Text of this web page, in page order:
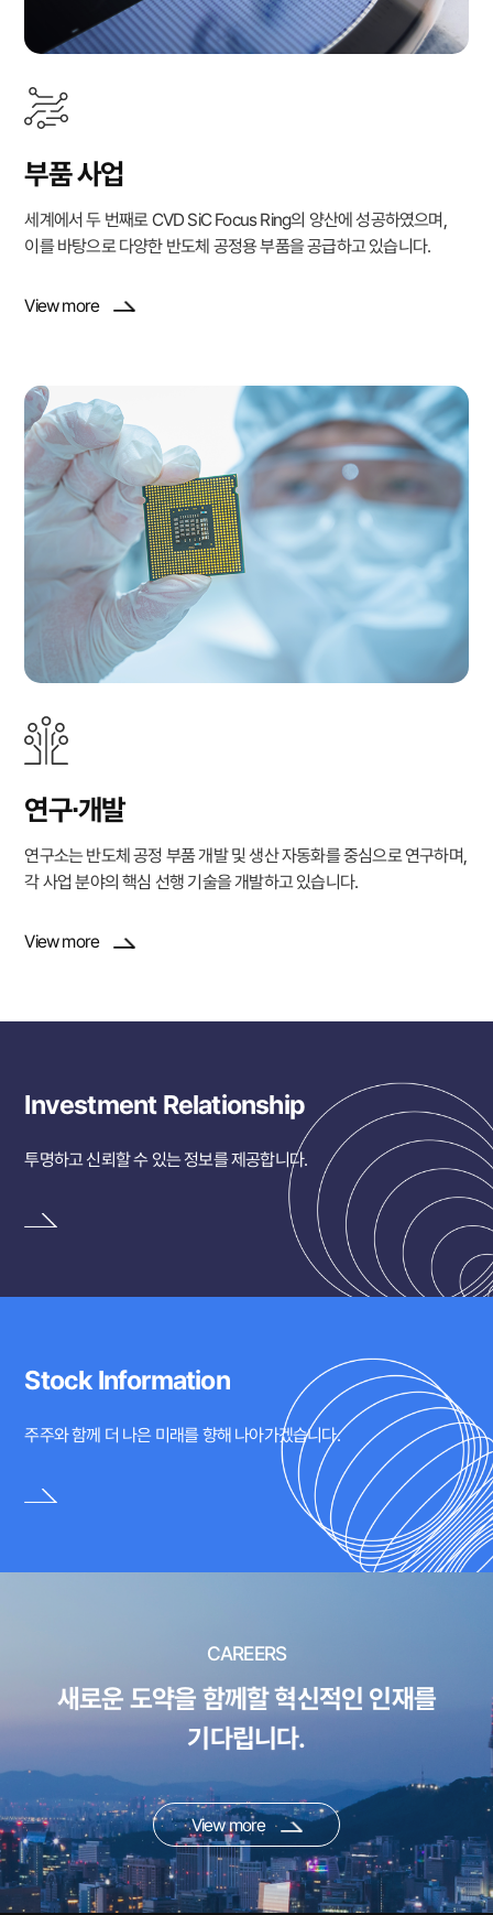
부품 사업
세계에서 두 번째로 CVD SiC Focus Ring의 양산에 성공하였으며,
이를 바탕으로 다양한 반도체 공정용 부품을 공급하고 있습니다.
View more
연구∙개발
연구소는 반도체 공정 부품 개발 및 생산 자동화를 중심으로 연구하며,
각 사업 분야의 핵심 선행 기술을 개발하고 있습니다.
View more
Investment Relationship
투명하고 신뢰할 수 있는 정보를 제공합니다.
Stock Information
주주와 함께 더 나은 미래를 향해 나아가겠습니다.
CAREERS
새로운 도약을 함께할 혁신적인 인재를
기다립니다.
View more